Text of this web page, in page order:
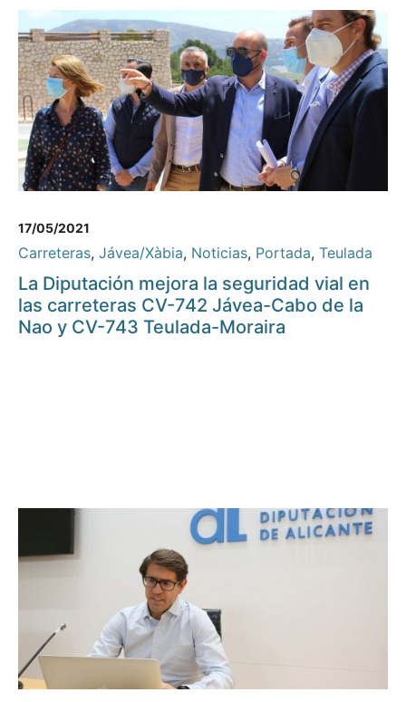
17/05/2021
Carreteras, Jávea/Xàbia, Noticias, Portada, Teulada
La Diputación mejora la seguridad vial en
las carreteras CV-742 Jávea-Cabo de la
Nao y CV-743 Teulada-Moraira